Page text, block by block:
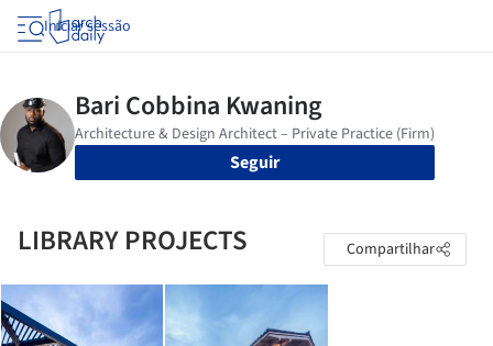
Iniciar sessão
Seguir
LIBRARY PROJECTS Compartilhar